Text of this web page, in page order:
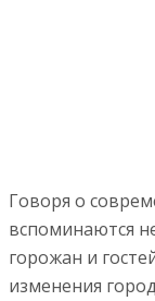
Говоря о
вспоминаются
горожан и
изменения